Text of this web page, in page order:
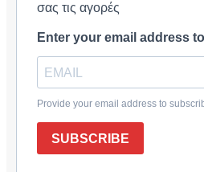
σας τις αγορές
Enter your email address
Provide your email address to
SUBSCRIBE